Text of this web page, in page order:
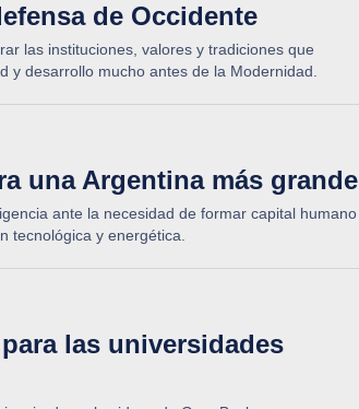
de Occidente
las instituciones, valores y tradiciones que
y desarrollo mucho antes de la Modernidad.
una Argentina más grande
ante la necesidad de formar capital humano
tecnológica y energética.
las universidades